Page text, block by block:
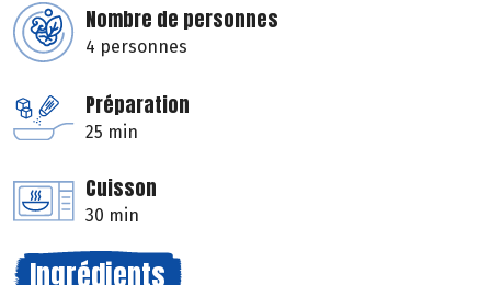
Nombre de personnes
4 personnes
Préparation
25 min
Cuisson
30 min
Ingrédients